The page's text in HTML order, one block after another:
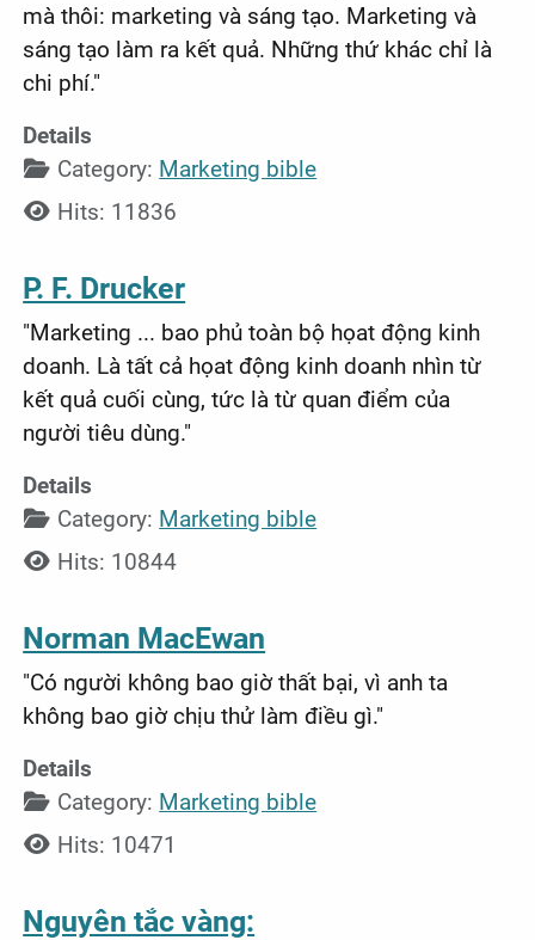
mà thôi: marketing và sáng tạo. Marketing và
sáng tạo làm ra kết quả. Những thứ khác chỉ là
chi phí."
Details
Category: Marketing bible
Hits: 11836
P. F. Drucker
"Marketing ... bao phủ toàn bộ họat động kinh
doanh. Là tất cả họat động kinh doanh nhìn từ
kết quả cuối cùng, tức là từ quan điểm của
người tiêu dùng."
Details
Category: Marketing bible
Hits: 10844
Norman MacEwan
"Có người không bao giờ thất bại, vì anh ta
không bao giờ chịu thử làm điều gì."
Details
Category: Marketing bible
Hits: 10471
Nguyên tắc vàng: